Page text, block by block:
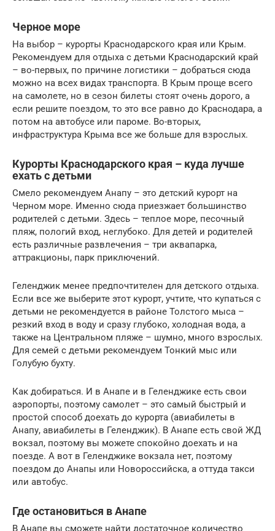
Черное море
На выбор – курорты Краснодарского края или Крым.
Рекомендуем для отдыха с детьми Краснодарский край
– во-первых, по причине логистики – добраться сюда
можно на всех видах транспорта. В Крым проще всего
на самолете, но в сезон билеты стоят очень дорого, а
если решите поездом, то это все равно до Краснодара, а
потом на автобусе или пароме. Во-вторых,
инфраструктура Крыма все же больше для взрослых.
Курорты Краснодарского края – куда лучше
ехать с детьми
Смело рекомендуем Анапу – это детский курорт на
Черном море. Именно сюда приезжает большинство
родителей с детьми. Здесь – теплое море, песочный
пляж, пологий вход, неглубоко. Для детей и родителей
есть различные развлечения – три аквапарка,
аттракционы, парк приключений.
Геленджик менее предпочтителен для детского отдыха.
Если все же выберите этот курорт, учтите, что купаться с
детьми не рекомендуется в районе Толстого мыса –
резкий вход в воду и сразу глубоко, холодная вода, а
также на Центральном пляже – шумно, много взрослых.
Для семей с детьми рекомендуем Тонкий мыс или
Голубую бухту.
Как добираться. И в Анапе и в Геленджике есть свои
аэропорты, поэтому самолет – это самый быстрый и
простой способ доехать до курорта (авиабилеты в
Анапу, авиабилеты в Геленджик). В Анапе есть свой ЖД
вокзал, поэтому вы можете спокойно доехать и на
поезде. А вот в Геленджике вокзала нет, поэтому
поездом до Анапы или Новороссийска, а оттуда такси
или автобус.
Где остановиться в Анапе
В Анапе вы сможете найти достаточное количество